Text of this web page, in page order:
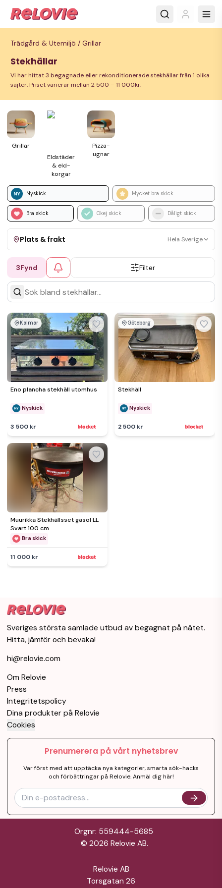
Trädgård & Utemiljö / Grillar
Stekhällar
Vi har hittat 3 begagnade eller rekonditionerade stekhällar från 1 olika
sajter. Priset varierar mellan 2 500 – 11 000kr.
Grillar
Eld­städer
& eld­
korgar
Pizza­
ugnar
Nyskick Mycket bra skick
Bra skick Okej skick Dåligt skick
Plats & frakt Hela Sverige
Visa allt Kan skickas Upphämtning
3Fynd Filter
Kalmar
Eno plancha stekhäll utomhus
Nyskick
3 500 kr
Göteborg
Stekhäll
Nyskick
2 500 kr
Muurikka Stekhällsset gasol LL
Svart 100 cm
Bra skick
11 000 kr
Sveriges största samlade utbud av begagnat på nätet.
Hitta, jämför och bevaka!
hi@relovie.com
Om Relovie
Press
Integritetspolicy
Dina produkter på Relovie
Cookies
Prenumerera på vårt nyhetsbrev
Var först med att upptäcka nya kategorier, smarta sök-hacks
och förbättringar på Relovie. Anmäl dig här!
Orgnr: 559444-5685
© 2026 Relovie AB.
Relovie AB
Torsgatan 26